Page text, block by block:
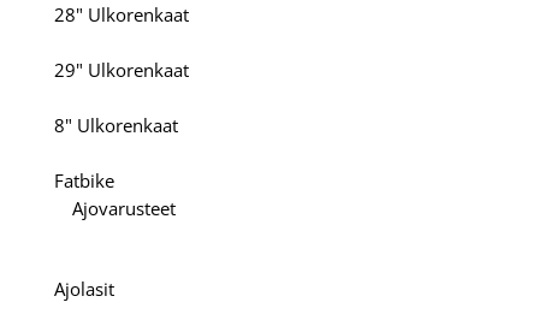
28" Ulkorenkaat
29" Ulkorenkaat
8" Ulkorenkaat
Fatbike
Ajovarusteet
Ajolasit